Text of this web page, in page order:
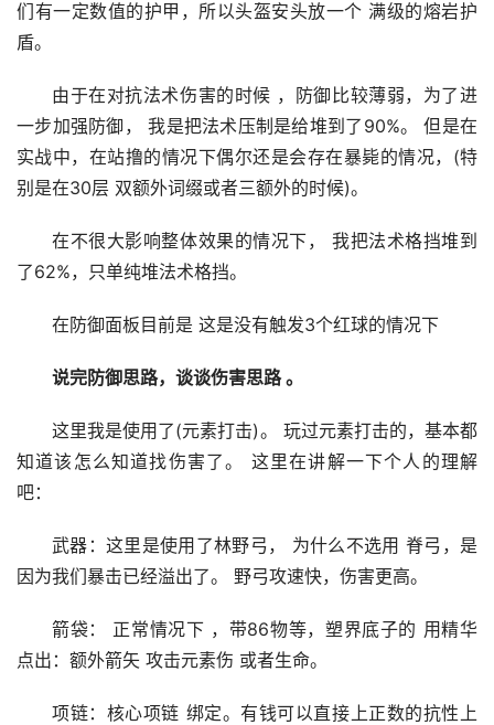
们有一定数值的护甲，所以头盔安头放一个 满级的熔岩护
盾。
由于在对抗法术伤害的时候 ，防御比较薄弱，为了进
一步加强防御， 我是把法术压制是给堆到了90%。 但是在
实战中，在站撸的情况下偶尔还是会存在暴毙的情况，(特
别是在30层 双额外词缀或者三额外的时候)。
在不很大影响整体效果的情况下， 我把法术格挡堆到
了62%，只单纯堆法术格挡。
在防御面板目前是 这是没有触发3个红球的情况下
说完防御思路，谈谈伤害思路 。
这里我是使用了(元素打击)。 玩过元素打击的，基本都
知道该怎么知道找伤害了。 这里在讲解一下个人的理解
吧：
武器：这里是使用了林野弓， 为什么不选用 脊弓，是
因为我们暴击已经溢出了。 野弓攻速快，伤害更高。
箭袋： 正常情况下 ，带86物等，塑界底子的 用精华
点出：额外箭矢 攻击元素伤 或者生命。
项链：核心项链 绑定。有钱可以直接上正数的抗性上